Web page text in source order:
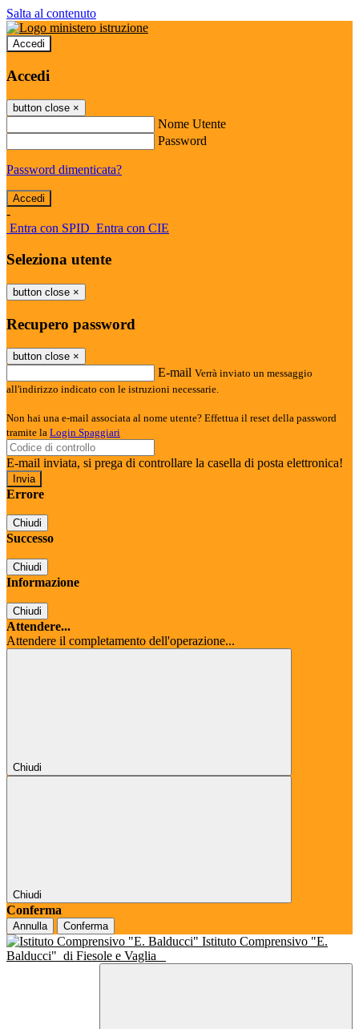
Salta al contenuto
Accedi
Accedi
button close ×
Nome Utente
Password
Password dimenticata?
-
Entra con SPID Entra con CIE
Seleziona utente
button close ×
Recupero password
button close ×
E-mail Verrà inviato un messaggio
all'indirizzo indicato con le istruzioni necessarie.
Non hai una e-mail associata al nome utente? Effettua il reset della password
tramite la Login Spaggiari
E-mail inviata, si prega di controllare la casella di posta elettronica!
Errore
Chiudi
Successo
Chiudi
Informazione
Chiudi
Attendere...
Attendere il completamento dell'operazione...
Chiudi
Chiudi
Conferma
Annulla Conferma
Istituto Comprensivo "E.
Balducci" di Fiesole e Vaglia